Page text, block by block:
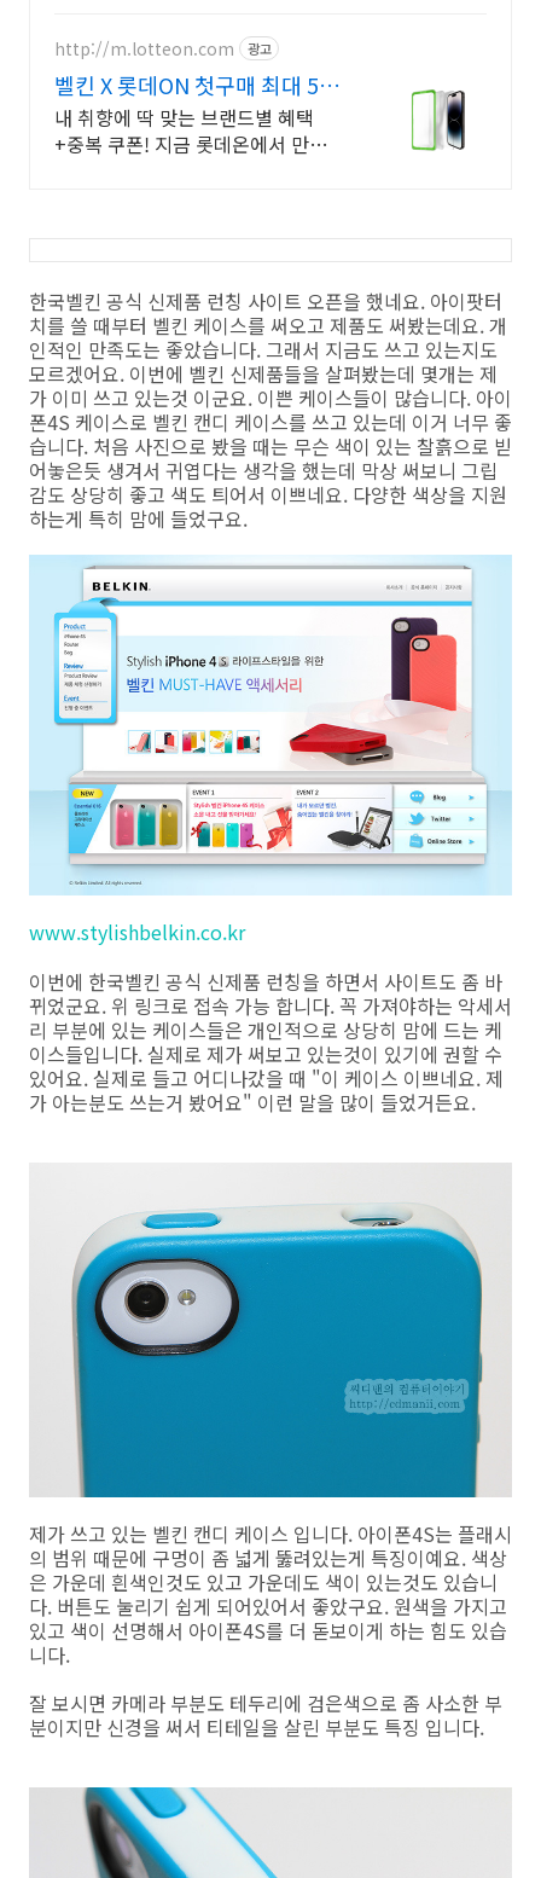
http://m.lotteon.com 광고
벨킨 X 롯데ON 첫구매 최대 5천
원 혜택!
내 취향에 딱 맞는 브랜드별 혜택
+중복 쿠폰! 지금 롯데온에서 만나
한국벨킨 공식 신제품 런칭 사이트 오픈을 했네요. 아이팟터
치를 쓸 때부터 벨킨 케이스를 써오고 제품도 써봤는데요. 개
인적인 만족도는 좋았습니다. 그래서 지금도 쓰고 있는지도
모르겠어요. 이번에 벨킨 신제품들을 살펴봤는데 몇개는 제
가 이미 쓰고 있는것 이군요. 이쁜 케이스들이 많습니다. 아이
폰4S 케이스로 벨킨 캔디 케이스를 쓰고 있는데 이거 너무 좋
습니다. 처음 사진으로 봤을 때는 무슨 색이 있는 찰흙으로 빋
어놓은듯 생겨서 귀엽다는 생각을 했는데 막상 써보니 그립
감도 상당히 좋고 색도 틔어서 이쁘네요. 다양한 색상을 지원
하는게 특히 맘에 들었구요.
www.stylishbelkin.co.kr
이번에 한국벨킨 공식 신제품 런칭을 하면서 사이트도 좀 바
뀌었군요. 위 링크로 접속 가능 합니다. 꼭 가져야하는 악세서
리 부분에 있는 케이스들은 개인적으로 상당히 맘에 드는 케
이스들입니다. 실제로 제가 써보고 있는것이 있기에 권할 수
있어요. 실제로 들고 어디나갔을 때 "이 케이스 이쁘네요. 제
가 아는분도 쓰는거 봤어요" 이런 말을 많이 들었거든요.
제가 쓰고 있는 벨킨 캔디 케이스 입니다. 아이폰4S는 플래시
의 범위 때문에 구멍이 좀 넓게 뚫려있는게 특징이예요. 색상
은 가운데 흰색인것도 있고 가운데도 색이 있는것도 있습니
다. 버튼도 눌리기 쉽게 되어있어서 좋았구요. 원색을 가지고
있고 색이 선명해서 아이폰4S를 더 돋보이게 하는 힘도 있습
니다.
잘 보시면 카메라 부분도 테두리에 검은색으로 좀 사소한 부
분이지만 신경을 써서 티테일을 살린 부분도 특징 입니다.